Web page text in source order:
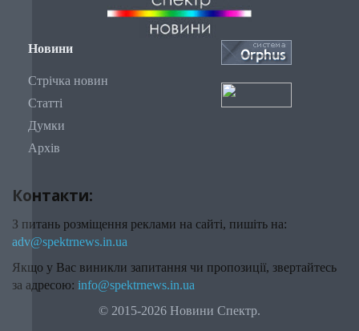
Новини
Стрічка новин
Статті
Думки
Архів
Контакти:
З питань розміщення реклами на сайті, пишіть на:
adv@spektrnews.in.ua
Якщо у Вас виникли запитання чи пропозиції, звертайтесь
за адресою: info@spektrnews.in.ua
© 2015-2026 Новини Спектр.